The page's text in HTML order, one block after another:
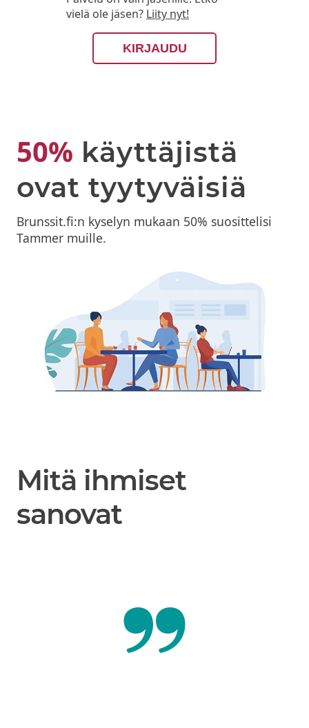
vielä ole jäsen? Liity nyt!
KIRJAUDU
50% käyttäjistä
ovat tyytyväisiä
Brunssit.fi:n kyselyn mukaan 50% suosittelisi
Tammer muille.
Mitä ihmiset
sanovat